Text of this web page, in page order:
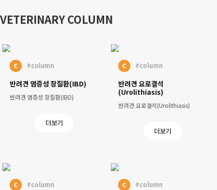
VETERINARY COLUMN
c #column
반려견 염증성 장질환(IBD)
반려견 염증성 장질환(IBD)
더보기
c #column
반려견 요로결석
(Urolithiasis)
반려견 요로결석(Urolithiasis)
더보기
c #column c #column